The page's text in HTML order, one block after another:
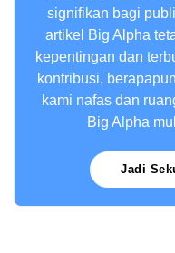
signifikan bagi
artikel Big Alpha
kepentingan dan
kontribusi,
kami nafas dan
Big Alpha
Jadi